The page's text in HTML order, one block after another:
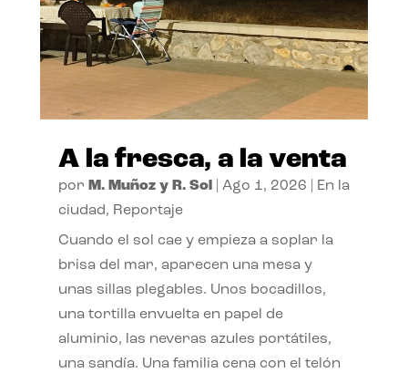
A la fresca, a la venta
por M. Muñoz y R. Sol| Ago 1, 2026
En la
ciudad, Reportaje
Cuando el sol cae y empieza a soplar la
brisa del mar, aparecen una mesa y
unas sillas plegables. Unos bocadillos,
una tortilla envuelta en papel de
aluminio, las neveras azules portátiles,
una sandía. Una familia cena con el telón